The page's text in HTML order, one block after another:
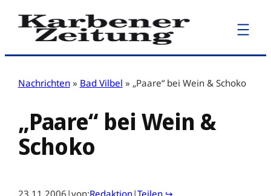
Zum
Inhalt
Nachrichten » Bad Vilbel » „Paare“ bei Wein & Schoko
„Paare“ bei Wein &
Schoko